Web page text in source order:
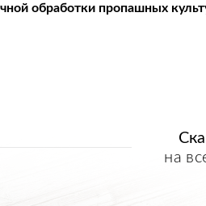
обработки пропашных
на